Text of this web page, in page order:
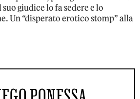
suo giudice lo fa sedere e lo
Un “disperato erotico stomp” alla